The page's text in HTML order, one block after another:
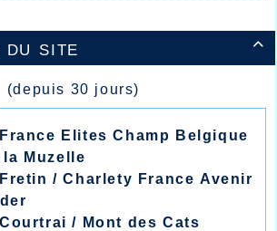

du site
(depuis 30 jours)
Elites Champ Belgique
Muzelle
/ Charlety France Avenir
/ Mont des Cats